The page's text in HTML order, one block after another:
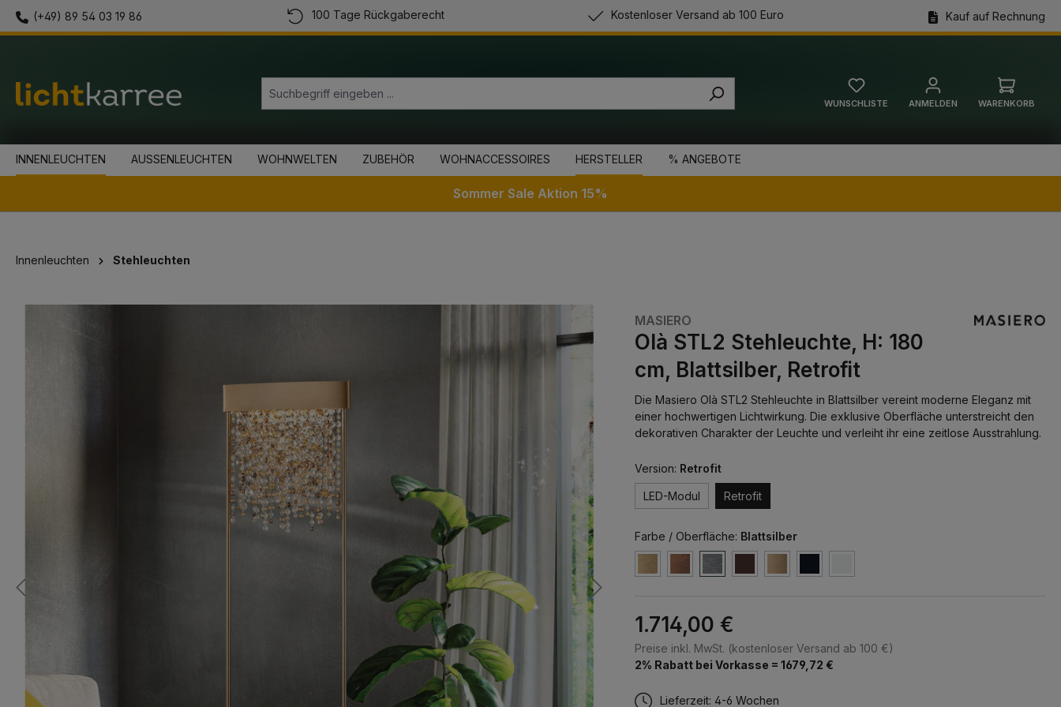
Zur Hauptnavigation springen
(+49) 89 54 03 19 86 100 Tage Rückgaberecht Kostenloser Versand ab 100 Euro Kauf auf Rechnung
WUNSCHLISTE ANMELDEN WARENKORB
INNENLEUCHTEN
AUSSENLEUCHTEN WOHNWELTEN ZUBEHÖR WOHNACCESSOIRES HERSTELLER % ANGEBOTE
Sommer Sale Aktion 15%
Innenleuchten Stehleuchten
MASIERO
Olà STL2 Stehleuchte, H: 180
cm, Blattsilber, Retrofit
Die Masiero Olà STL2 Stehleuchte in Blattsilber vereint moderne Eleganz mit
einer hochwertigen Lichtwirkung. Die exklusive Oberfläche unterstreicht den
dekorativen Charakter der Leuchte und verleiht ihr eine zeitlose Ausstrahlung.
Version: Retrofit
LED-Modul Retrofit
Farbe / Oberfläche: Blattsilber
1.714,00 €
Preise inkl. MwSt. (kostenloser Versand ab 100 €)
2% Rabatt bei Vorkasse = 1679,72 €
Lieferzeit: 4-6 Wochen